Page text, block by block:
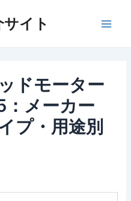
イト
ドモーター
メーカー
プ・用途別